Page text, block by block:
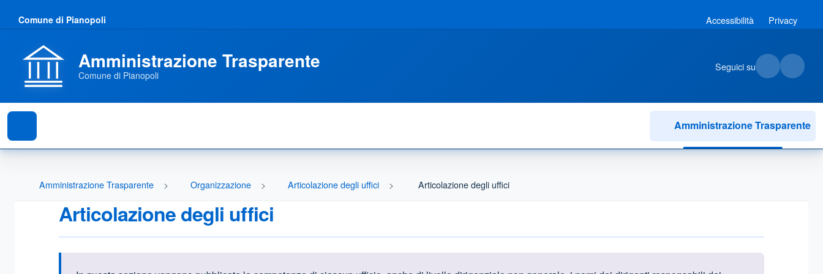
Comune di Pianopoli Accessibilità Privacy
Amministrazione Trasparente
Comune di Pianopoli
Seguici su
Amministrazione Trasparente
Amministrazione Trasparente Organizzazione Articolazione degli uffici Articolazione degli uffici
Articolazione degli uffici